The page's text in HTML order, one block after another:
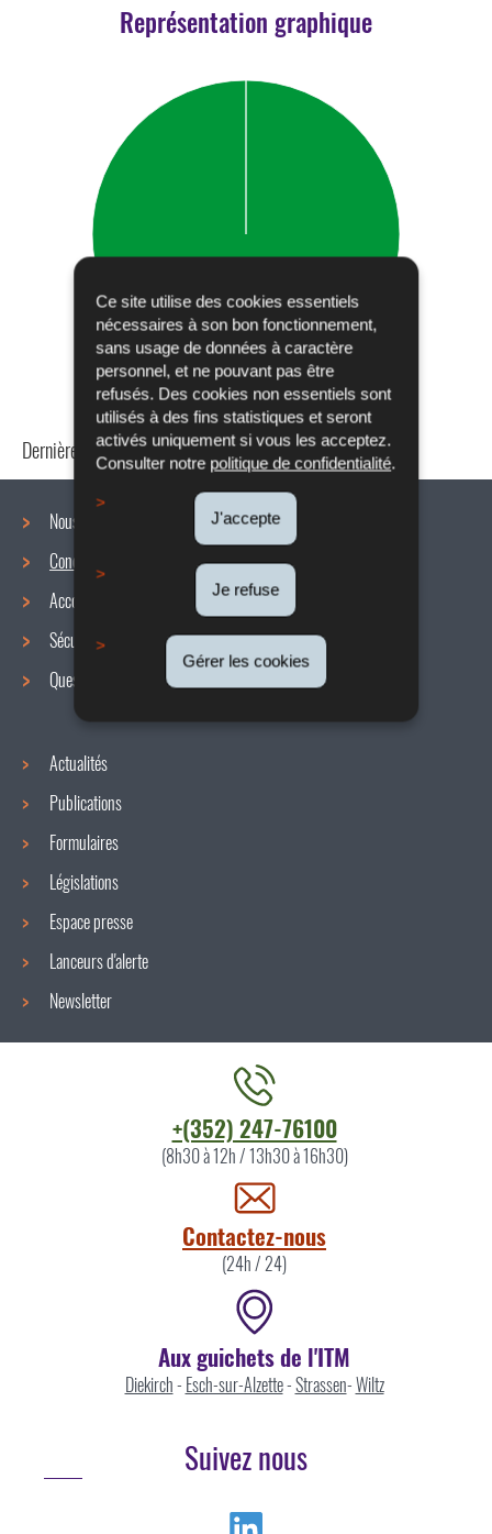
Ce site utilise des cookies essentiels
nécessaires à son bon fonctionnement,
sans usage de données à caractère
personnel, et ne pouvant pas être
refusés. Des cookies non essentiels sont
utilisés à des fins statistiques et seront
activés uniquement si vous les acceptez.
Consulter notre politique de confidentialité.
J'accepte
Je refuse
Gérer les cookies
Représentation graphique
Dernière mise à jour24/04/2024
Menu
de
navigation
Nous connaître
Conditions de travail
Accords collectifs
Sécurité / Santé au travail
Questions / réponses
Actualités
Publications
Formulaires
Législations
Espace presse
Lanceurs d'alerte
Newsletter
+(352) 247-76100
(8h30 à 12h / 13h30 à 16h30)
Contactez-nous
(24h / 24)
Aux guichets de l'ITM
Diekirch- Esch-sur-Alzette-Strassen-Wiltz
Suivez nous